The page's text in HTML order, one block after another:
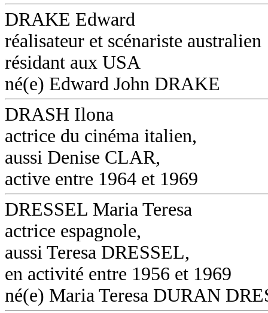
DRAKE Edward
réalisateur et scénariste australien
résidant aux USA
né(e) Edward John DRAKE
DRASH Ilona
actrice du cinéma italien,
aussi Denise CLAR,
active entre 1964 et 1969
DRESSEL Maria Teresa
actrice espagnole,
aussi Teresa DRESSEL,
en activité entre 1956 et 1969
né(e) Maria Teresa DURAN